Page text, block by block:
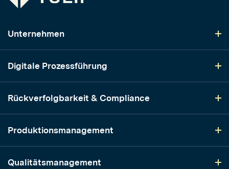
Unternehmen
Digitale Prozessführung
Rückverfolgbarkeit & Compliance
Produktionsmanagement
Qualitätsmanagement